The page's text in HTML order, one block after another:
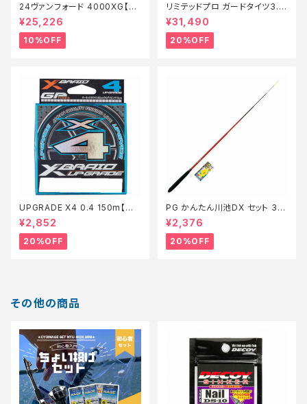
24ヴァンフォード 4000XG【継
続セール_リール】【10】
¥25,226
10%OFF
リミテッドプロ ガードタイツ3.0
FI−540X 黒 LB【特価装備】【2
0】
¥31,490
20%OFF
UPGRADE X4 0.4 150m【特
価仕掛】【20】
¥2,852
20%OFF
PG かんたん川池DX セット 36
0【特価セット】【20】
¥2,376
20%OFF
その他の商品